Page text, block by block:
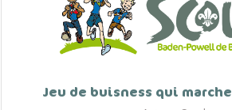
Jeu de buisness qui